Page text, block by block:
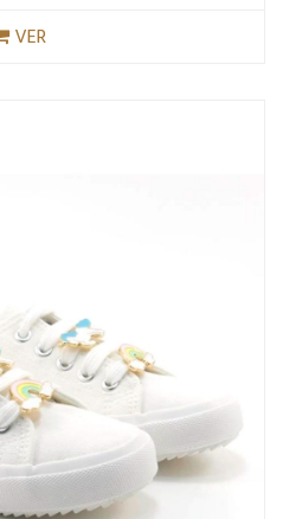
VER